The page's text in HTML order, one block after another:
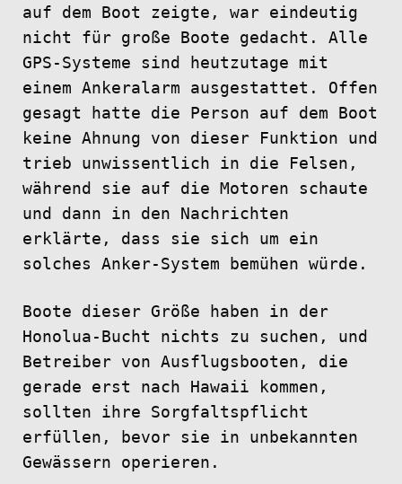
auf dem Boot zeigte, war eindeutig
nicht für große Boote gedacht. Alle
GPS-Systeme sind heutzutage mit
einem Ankeralarm ausgestattet. Offen
gesagt hatte die Person auf dem Boot
keine Ahnung von dieser Funktion und
trieb unwissentlich in die Felsen,
während sie auf die Motoren schaute
und dann in den Nachrichten
erklärte, dass sie sich um ein
solches Anker-System bemühen würde.
Boote dieser Größe haben in der
Honolua-Bucht nichts zu suchen, und
Betreiber von Ausflugsbooten, die
gerade erst nach Hawaii kommen,
sollten ihre Sorgfaltspflicht
erfüllen, bevor sie in unbekannten
Gewässern operieren.